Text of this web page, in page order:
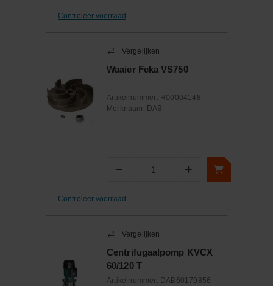
Controleer voorraad
Vergelijken
Waaier Feka VS750
Artikelnummer: R00004148
Merknaam: DAB
− Aantal +
Controleer voorraad
Vergelijken
Centrifugaalpomp KVCX
60/120 T
Artikelnummer: DAB60179856